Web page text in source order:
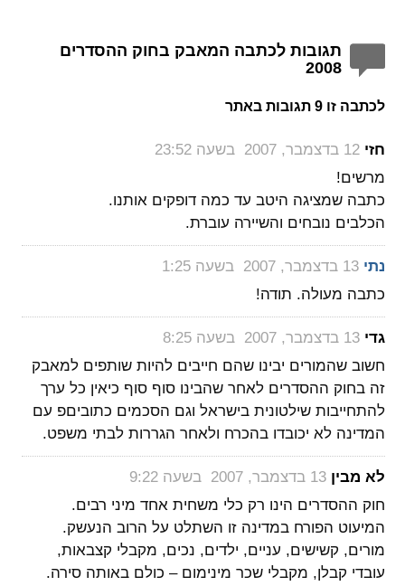
תגובות לכתבה המאבק בחוק ההסדרים
2008
לכתבה זו 9 תגובות באתר
חזי ‏12 בדצמבר, 2007 בשעה 23:52
מרשים!
כתבה שמציגה היטב עד כמה דופקים אותנו.
הכלבים נובחים והשיירה עוברת.
נתי ‏13 בדצמבר, 2007 בשעה 1:25
כתבה מעולה. תודה!
גדי ‏13 בדצמבר, 2007 בשעה 8:25
חשוב שהמורים יבינו שהם חייבים להיות שותפים למאבק
זה בחוק ההסדרים לאחר שהבינו סוף סוף כיאין כל ערך
להתחייבות שילטונית בישראל וגם הסכמים כתוביםפ עם
המדינה לא יכובדו בהכרח ולאחר הגררות לבתי משפט.
לא מבין ‏13 בדצמבר, 2007 בשעה 9:22
חוק ההסדרים הינו רק כלי משחית אחד מיני רבים.
המיעוט הפורח במדינה זו השתלט על הרוב הנעשק.
מורים, קשישים, עניים, ילדים, נכים, מקבלי קצבאות,
עובדי קבלן, מקבלי שכר מינימום – כולם באותה סירה.